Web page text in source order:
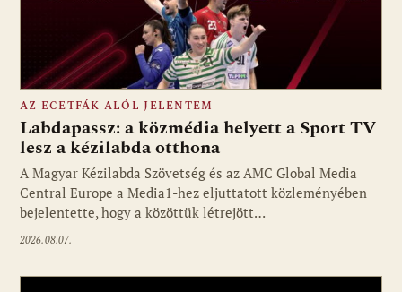
Fotó: media1.hu
AZ ECETFÁK ALÓL JELENTEM
Labdapassz: a közmédia helyett a Sport TV
lesz a kézilabda otthona
A Magyar Kézilabda Szövetség és az AMC Global Media
Central Europe a Media1-hez eljuttatott közleményében
bejelentette, hogy a közöttük létrejött…
2026.08.07.